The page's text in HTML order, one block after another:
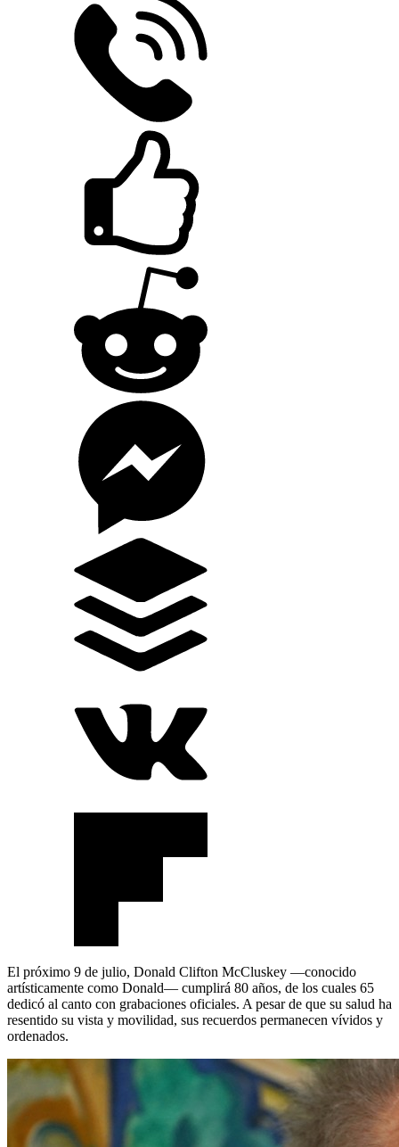
El próximo 9 de julio, Donald Clifton McCluskey —conocido
artísticamente como Donald— cumplirá 80 años, de los cuales 65
dedicó al canto con grabaciones oficiales. A pesar de que su salud ha
resentido su vista y movilidad, sus recuerdos permanecen vívidos y
ordenados.